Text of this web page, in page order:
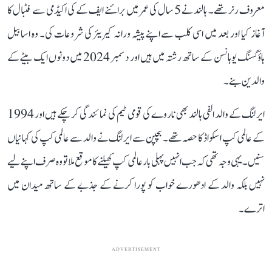
معروف رنر تھے۔ ہالند نے 5 سال کی عمر میں برائنے ایف کے کی اکیڈمی سے فٹبال کا
آغاز کیا اور بعد میں اسی کلب سے اپنے پیشہ ورانہ کیریئر کی شروعات کی۔ وہ اسابیل
ہاؤگسنگ یوہانسن کے ساتھ رشتہ میں ہیں اور دسمبر 2024 میں دونوں ایک بیٹے کے
والدین بنے۔
ایرلنگ کے والد الفی ہالند بھی ناروے کی قومی ٹیم کی نمائندگی کر چکے ہیں اور 1994
کے عالمی کپ اسکواڈ کا حصہ تھے۔ بچپن سے ایرلنگ نے والد سے عالمی کپ کی کہانیاں
سنیں۔ یہی وجہ تھی کہ جب انہیں پہلی بار عالمی کپ کھیلنے کا موقع ملا تو وہ صرف اپنے لیے
نہیں بلکہ والد کے ادھورے خواب کو پورا کرنے کے جذبے کے ساتھ میدان میں
اترے۔
ADVERTISEMENT